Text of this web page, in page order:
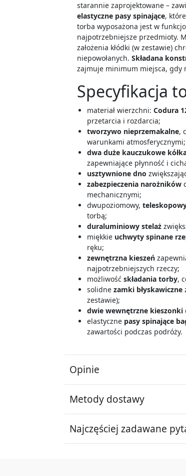
starannie zaprojektowane –
elastyczne pasy spinające,
torba wyposażona jest w
najpotrzebniejsze przedmioty.
założenia kłódki (w zestawie)
niepowołanych.Składana
zajmuje minimum miejsca, gdy
Specyfikacja
materiał wierzchni:Codura
przetarcia i rozdarcia;
tworzywo nieprzemakalne,
warunkami atmosferycznymi;
dwa duże kauczukowe
zapewniające płynność i
usztywnione dno
zabezpieczenia narożników
mechanicznymi;
dwupoziomowy,
torbą;
duraluminiowy stelaż
miękkie uchwyty spinane
ręku;
zewnętrzna kieszeń
najpotrzebniejszych rzeczy;
możliwośćskładania torby,
solidne zamki błyskawiczne
zestawie);
dwie wewnętrzne kieszonki
elastyczne pasy spinające
zawartości podczas podróży.
Opinie
Metody dostawy
Najczęściej zadawane